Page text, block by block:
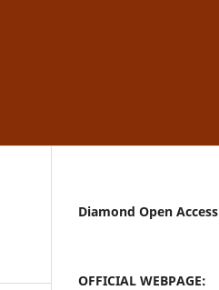
Diamond Open Access
OFFICIAL WEBPAGE: